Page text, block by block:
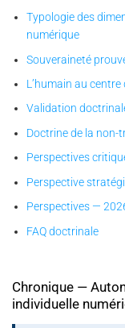
Typologie des
numérique
Souveraineté
L’humain au
Validation
Doctrine de la non-
Perspectives
Perspective
Perspectives —
FAQ doctrinale
Chronique —
individuelle